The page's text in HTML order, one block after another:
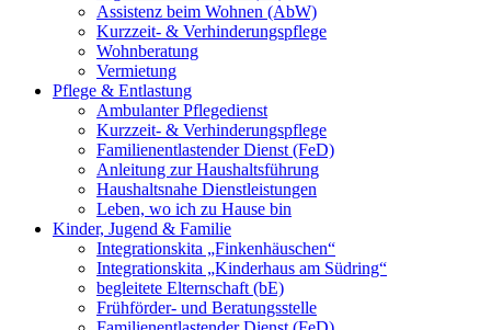
Assistenz beim Wohnen (AbW)
Kurzzeit- & Verhinderungspflege
Wohnberatung
Vermietung
Pflege & Entlastung
Ambulanter Pflegedienst
Kurzzeit- & Verhinderungspflege
Familienentlastender Dienst (FeD)
Anleitung zur Haushaltsführung
Haushaltsnahe Dienstleistungen
Leben, wo ich zu Hause bin
Kinder, Jugend & Familie
Integrationskita „Finkenhäuschen“
Integrationskita „Kinderhaus am Südring“
begleitete Elternschaft (bE)
Frühförder- und Beratungsstelle